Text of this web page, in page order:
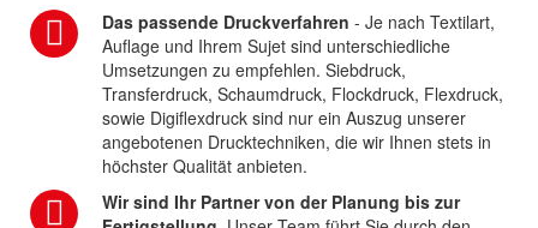
Das passende Druckverfahren - Je nach Textilart,
Auflage und Ihrem Sujet sind unterschiedliche
Umsetzungen zu empfehlen. Siebdruck,
Transferdruck, Schaumdruck, Flockdruck, Flexdruck,
sowie Digiflexdruck sind nur ein Auszug unserer
angebotenen Drucktechniken, die wir Ihnen stets in
höchster Qualität anbieten.
Wir sind Ihr Partner von der Planung bis zur